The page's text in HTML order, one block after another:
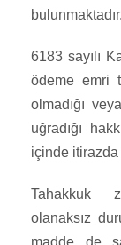
bulunmaktadır.
6183 sayılı
ödeme emri
olmadığı
uğradığı
içinde itirazda
Tahakkuk
olanaksız